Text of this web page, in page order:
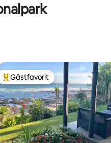
Populär gästfavorit
Gästfavorit